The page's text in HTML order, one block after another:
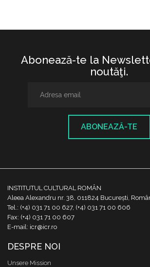
Abonează-te la
noutăţi.
ABONEAZĂ-TE
INSTITUTUL CULTURAL ROMÂN
Aleea Alexandru nr. 38, 011824 București,
Tel.: (+4) 031 71 00 627, (+4) 031 71 00 606
Fax: (+4) 031 71 00 607
E-mail: icr@icr.ro
DESPRE NOI
Unsere Mission